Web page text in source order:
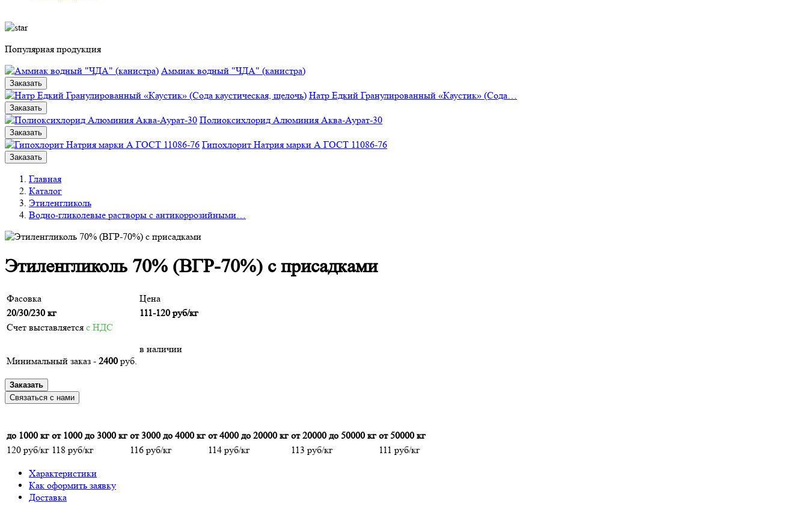
Популярная продукция
Аммиак водный "ЧДА" (канистра)
Заказать
Натр Едкий Гранулированный «Каустик» (Сода…
Заказать
Полиоксихлорид Алюминия Аква-Аурат-30
Заказать
Гипохлорит Натрия марки А ГОСТ 11086-76
Заказать
Главная
Каталог
Этиленгликоль
Водно-гликолевые растворы с антикоррозийными…
Этиленгликоль 70% (ВГР-70%) с присадками
Фасовка
Цена
20/30/230 кг
111-120 руб/кг
Счет выставляется с НДС
Минимальный заказ - 2400 руб.
в наличии
Заказать
Связаться с нами
до 1000 кг от 1000 до 3000 кг от 3000 до 4000 кг от 4000 до 20000 кг от 20000 до 50000 кг от 50000 кг
120 руб/кг 118 руб/кг 116 руб/кг 114 руб/кг 113 руб/кг 111 руб/кг
Характеристики
Как оформить заявку
Доставка